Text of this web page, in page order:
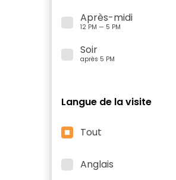
Après-midi
12 PM — 5 PM
Soir
après 5 PM
Langue de la visite
Tout
Anglais